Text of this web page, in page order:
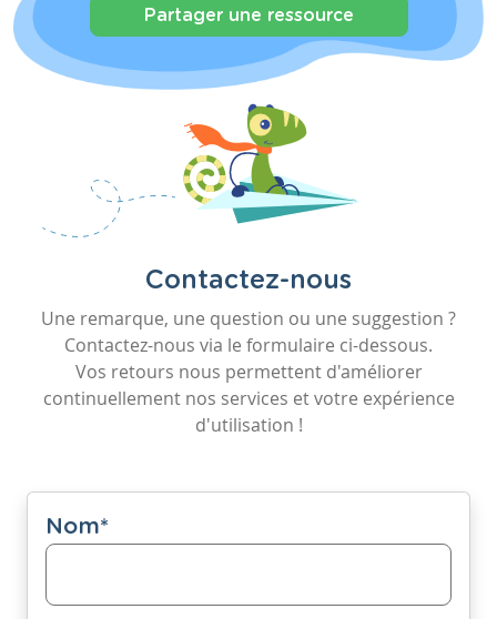
Partager une ressource
Contactez-nous
Une remarque, une question ou une suggestion ?
Contactez-nous via le formulaire ci-dessous.
Vos retours nous permettent d'améliorer
continuellement nos services et votre expérience
d'utilisation !
Nom*